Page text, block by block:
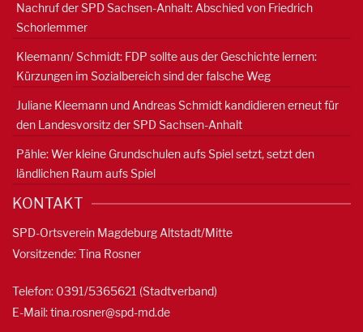
Nachruf der SPD Sachsen-Anhalt: Abschied von Friedrich
Schorlemmer
Kleemann/ Schmidt: FDP sollte aus der Geschichte lernen:
Kürzungen im Sozialbereich sind der falsche Weg
Juliane Kleemann und Andreas Schmidt kandidieren erneut für
den Landesvorsitz der SPD Sachsen-Anhalt
Pähle: Wer kleine Grundschulen aufs Spiel setzt, setzt den
ländlichen Raum aufs Spiel
KONTAKT
SPD-Ortsverein Magdeburg Altstadt/Mitte
Vorsitzende: Tina Rosner
Telefon: 0391/5365621 (Stadtverband)
E-Mail:tina.rosner@spd-md.de